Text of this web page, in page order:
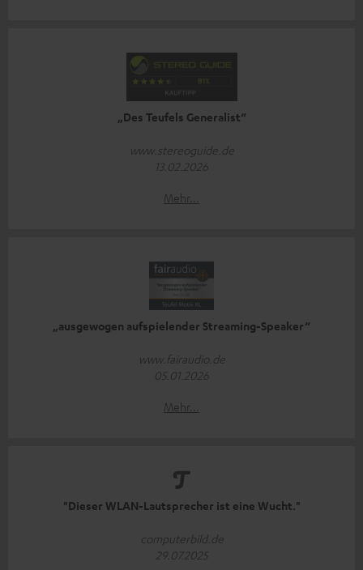
„Des Teufels Generalist“
www.stereoguide.de
13.02.2026
Mehr...
„ausgewogen aufspielender Streaming-Speaker“
www.fairaudio.de
05.01.2026
Mehr...
"Dieser WLAN-Lautsprecher ist eine Wucht."
computerbild.de
29.07.2025